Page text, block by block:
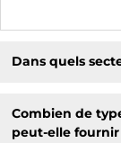
Dans quels
Combien de
peut-elle fournir